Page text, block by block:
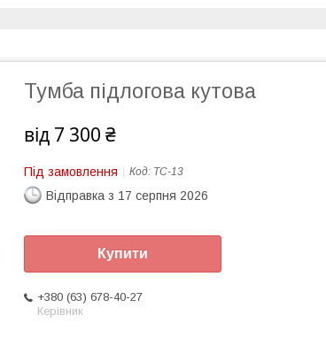
Тумба підлогова кутова
від 7 300 ₴
Під замовлення Код: ТС-13
Відправка з 17 серпня 2026
Купити
+380 (63) 678-40-27
Керівник